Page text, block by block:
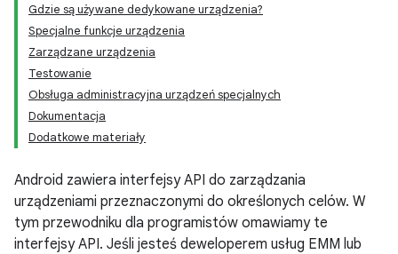
Gdzie są używane dedykowane urządzenia?
Specjalne funkcje urządzenia
Zarządzane urządzenia
Testowanie
Obsługa administracyjna urządzeń specjalnych
Dokumentacja
Dodatkowe materiały
Android zawiera interfejsy API do zarządzania
urządzeniami przeznaczonymi do określonych celów. W
tym przewodniku dla programistów omawiamy te
interfejsy API. Jeśli jesteś deweloperem usług EMM lub